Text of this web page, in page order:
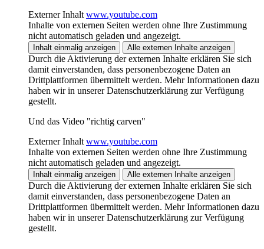
Externer Inhalt www.youtube.com
Inhalte von externen Seiten werden ohne Ihre Zustimmung
nicht automatisch geladen und angezeigt.
Inhalt einmalig anzeigen Alle externen Inhalte anzeigen
Durch die Aktivierung der externen Inhalte erklären Sie sich
damit einverstanden, dass personenbezogene Daten an
Drittplattformen übermittelt werden. Mehr Informationen dazu
haben wir in unserer Datenschutzerklärung zur Verfügung
gestellt.
Und das Video "richtig carven"
Externer Inhalt www.youtube.com
Inhalte von externen Seiten werden ohne Ihre Zustimmung
nicht automatisch geladen und angezeigt.
Inhalt einmalig anzeigen Alle externen Inhalte anzeigen
Durch die Aktivierung der externen Inhalte erklären Sie sich
damit einverstanden, dass personenbezogene Daten an
Drittplattformen übermittelt werden. Mehr Informationen dazu
haben wir in unserer Datenschutzerklärung zur Verfügung
gestellt.